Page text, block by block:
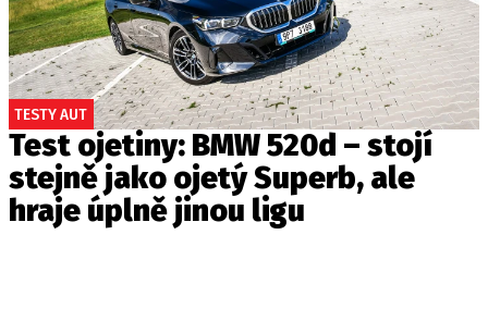
TESTY AUT
Test ojetiny: BMW 520d – stojí
stejně jako ojetý Superb, ale
hraje úplně jinou ligu